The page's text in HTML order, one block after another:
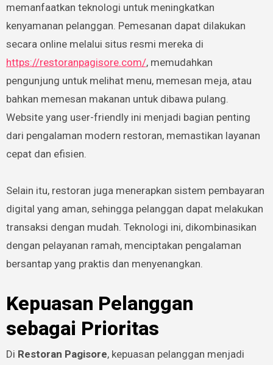
memanfaatkan teknologi untuk meningkatkan
kenyamanan pelanggan. Pemesanan dapat dilakukan
secara online melalui situs resmi mereka di
https://restoranpagisore.com/, memudahkan
pengunjung untuk melihat menu, memesan meja, atau
bahkan memesan makanan untuk dibawa pulang.
Website yang user-friendly ini menjadi bagian penting
dari pengalaman modern restoran, memastikan layanan
cepat dan efisien.
Selain itu, restoran juga menerapkan sistem pembayaran
digital yang aman, sehingga pelanggan dapat melakukan
transaksi dengan mudah. Teknologi ini, dikombinasikan
dengan pelayanan ramah, menciptakan pengalaman
bersantap yang praktis dan menyenangkan.
Kepuasan Pelanggan
sebagai Prioritas
Di Restoran Pagisore, kepuasan pelanggan menjadi